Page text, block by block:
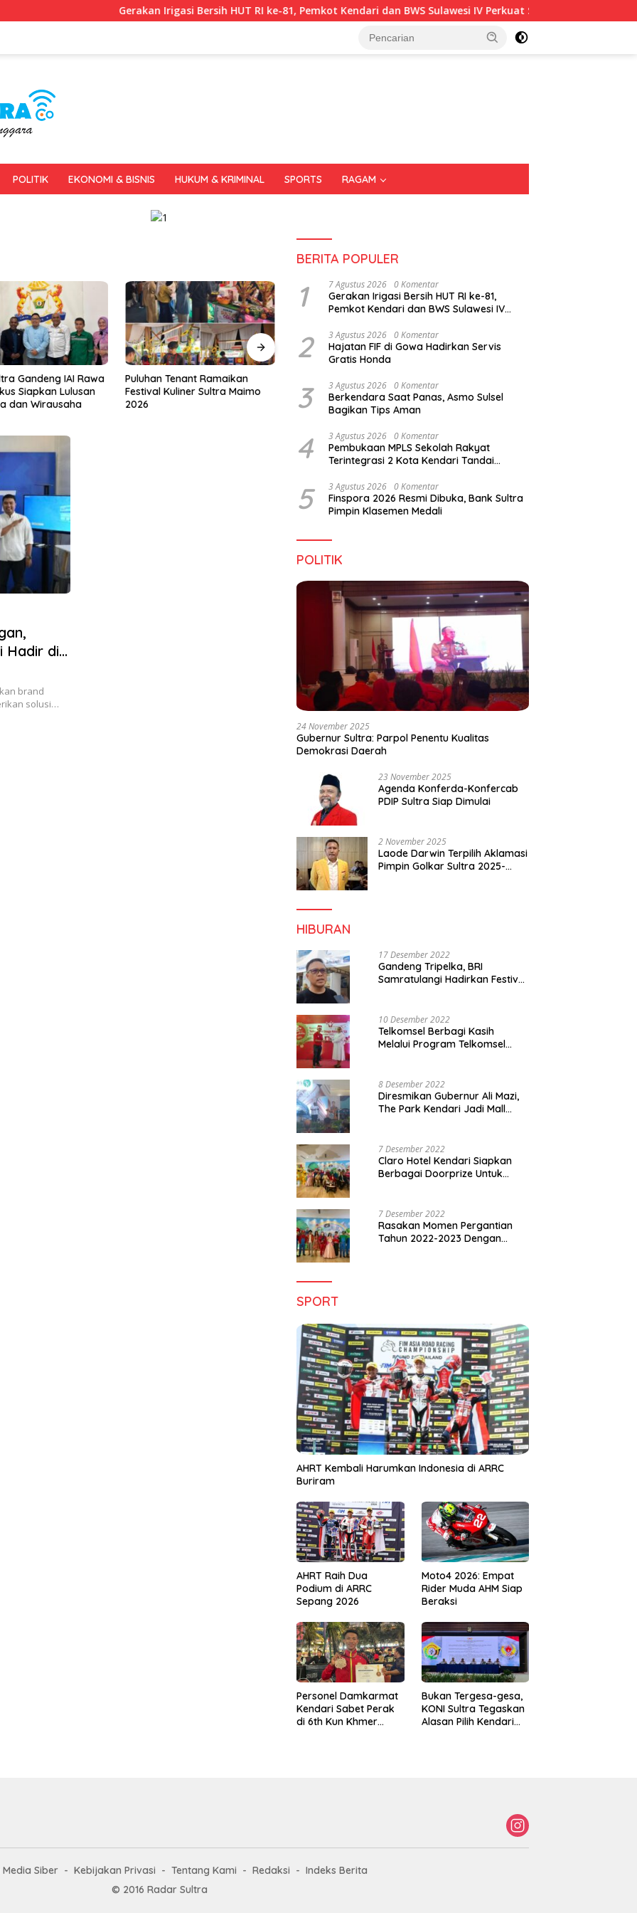
Gerakan Irigasi Bersih HUT RI ke-81, Pemkot Kendari dan BWS Sulawesi IV Perkuat Sinergi Jaga Irigasi Amohalo
POLITIK EKONOMI & BISNIS HUKUM & KRIMINAL SPORTS RAGAM
Ramaikan
Sultra Maimo
Tiga Kabupaten Sultra Nikmati
Layanan Imigrasi Terintegrasi
Batas Negara
Sultra Terus Maju, Namun
Infrastruktur Pariwisata dan
Hadir di
brand
solusi…
BERITA POPULER
1 7 Agustus 2026 0 Komentar
Gerakan Irigasi Bersih HUT RI ke-81,
Pemkot Kendari dan BWS Sulawesi IV
2 3 Agustus 2026 0 Komentar
Hajatan FIF di Gowa Hadirkan Servis
Gratis Honda
3 3 Agustus 2026 0 Komentar
Berkendara Saat Panas, Asmo Sulsel
Bagikan Tips Aman
4 3 Agustus 2026 0 Komentar
Pembukaan MPLS Sekolah Rakyat
Terintegrasi 2 Kota Kendari Tandai
5 3 Agustus 2026 0 Komentar
Finspora 2026 Resmi Dibuka, Bank Sultra
Pimpin Klasemen Medali
POLITIK
24 November 2025
Gubernur Sultra: Parpol Penentu Kualitas
Demokrasi Daerah
23 November 2025
Agenda Konferda-Konfercab
PDIP Sultra Siap Dimulai
2 November 2025
Laode Darwin Terpilih Aklamasi
Pimpin Golkar Sultra 2025-
HIBURAN
17 Desember 2022
Gandeng Tripelka, BRI
Samratulangi Hadirkan Festival
10 Desember 2022
Telkomsel Berbagi Kasih
Melalui Program Telkomsel
8 Desember 2022
Diresmikan Gubernur Ali Mazi,
The Park Kendari Jadi Mall
7 Desember 2022
Claro Hotel Kendari Siapkan
Berbagai Doorprize Untuk
7 Desember 2022
Rasakan Momen Pergantian
Tahun 2022-2023 Dengan
SPORT
AHRT Kembali Harumkan Indonesia di ARRC
Buriram
AHRT Raih Dua
Podium di ARRC
Sepang 2026
Moto4 2026: Empat
Rider Muda AHM Siap
Beraksi
Personel Damkarmat
Kendari Sabet Perak
di 6th Kun Khmer
Bukan Tergesa-gesa,
KONI Sultra Tegaskan
Alasan Pilih Kendari
Siber Kebijakan Privasi Tentang Kami Redaksi
Indeks Berita
© 2016 Radar Sultra